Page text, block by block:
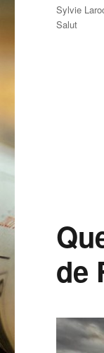
Étiquettes
Sylvie
Salut
de